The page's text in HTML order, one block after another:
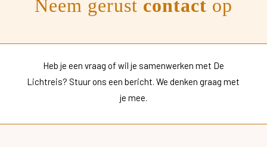
Neem gerust contact op
Heb je een vraag of wil je samenwerken met De
Lichtreis? Stuuronseenbericht.Wedenkengraagmet
je mee.